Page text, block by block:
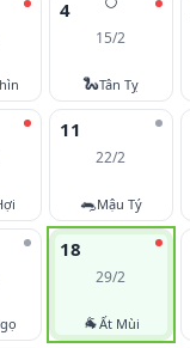
4
15/2
🐍Tân Tỵ
11
22/2
🐀Mậu Tý
18
29/2
🐐Ất Mùi